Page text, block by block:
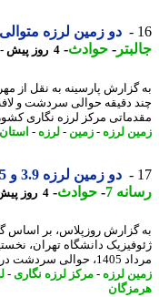
دو زمین لرزه متوالی
-حوادث -4 روز پیش - سه شنبه 13 مرداد 1405، 18:07
دقیقه حوالی سردشت و لافت
مرکز لرزه نگاری
لرزه - زمین -لرزه - استان
دو زمین لرزه 3.9 و 3.5 ریشتری هرمزگان را لرزاند
7
-حوادث -4 روز پیش - سه شنبه 13 مرداد 1405، 18:00
روزپلاس، بر اساس
هرمزگان را لرزاند. ...
لرزه - مرکز لرزه نگاری- لرزه